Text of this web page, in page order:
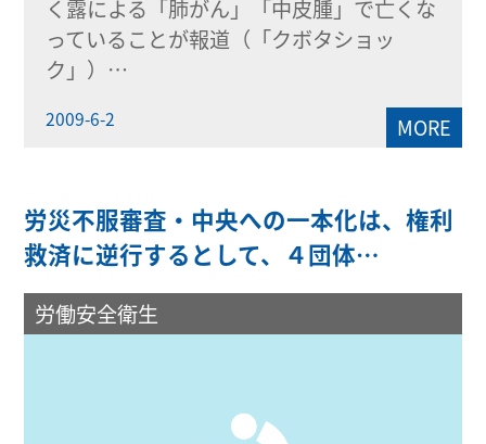
く露による「肺がん」「中皮腫」で亡くな
っていることが報道（「クボタショッ
ク」）…
2009-6-2 MORE
労災不服審査・中央への一本化は、権利
救済に逆行するとして、４団体…
労働安全衛生